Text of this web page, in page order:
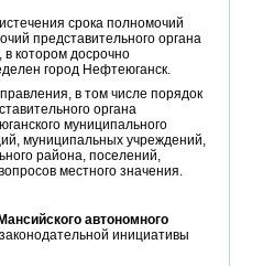
срока полномочий
представительного органа
в котором досрочно
город Нефтеюганск.
в том числе порядок
органа
муниципального
муниципальных учреждений,
района, поселений,
местного значения.
автономного
инициативы